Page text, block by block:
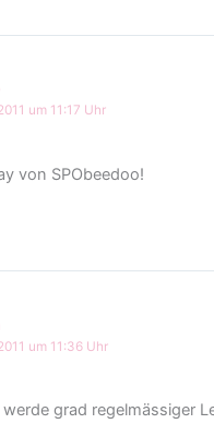
um 11:17 Uhr
von SPObeedoo!
um 11:36 Uhr
grad regelmässiger